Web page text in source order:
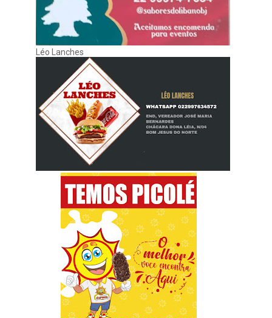
Léo Lanches